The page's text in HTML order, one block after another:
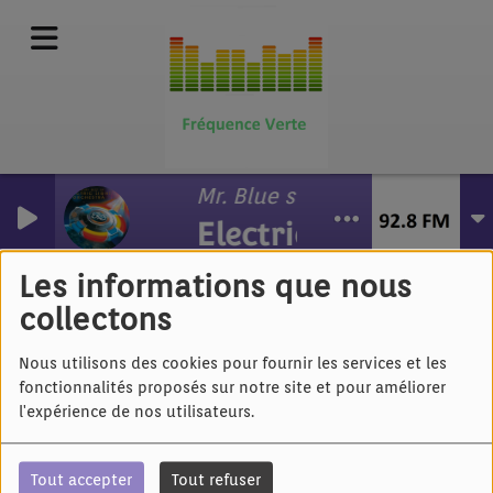
Les informations que nous
collectons
Nous utilisons des cookies pour fournir les services et les
fonctionnalités proposés sur notre site et pour améliorer
l'expérience de nos utilisateurs.
Tout accepter Tout refuser
Mr. Blue sky
Electric Light
Untel - Entretien
d'embauche